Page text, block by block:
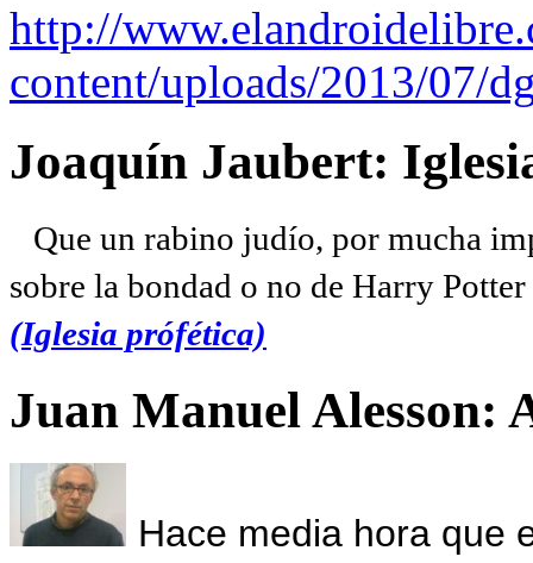
http://
content/uploads/2013/07/
Joaquín Jaubert:
Que un rabino judío, por mucha
sobre la bondad o no de Harry
(Iglesia prófética)
Juan Manuel Alesson:
Hace media hora que